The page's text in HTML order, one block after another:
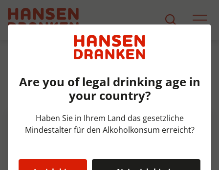
Produkt Detail
Ch. Neubourg Pils Fust 20 ltr
Are you of legal drinking age in
your country?
Haben Sie in Ihrem Land das gesetzliche
Mindestalter für den Alkoholkonsum erreicht?